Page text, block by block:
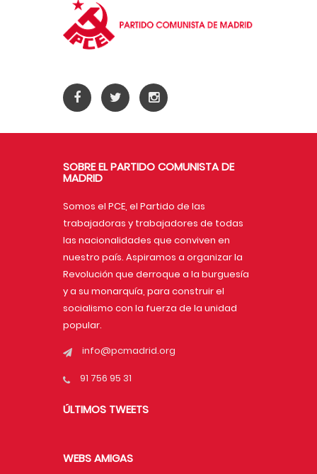
SOBRE EL PARTIDO COMUNISTA DE
MADRID
Somos el PCE, el Partido de las
trabajadoras y trabajadores de todas
las nacionalidades que conviven en
nuestro país. Aspiramos a organizar la
Revolución que derroque a la burguesía
y a su monarquía, para construir el
socialismo con la fuerza de la unidad
popular.
info@pcmadrid.org
91 756 95 31
ÚLTIMOS TWEETS
WEBS AMIGAS